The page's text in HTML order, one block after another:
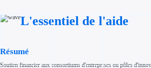
Crédits &
Exonération fiscale
Avance
L'essentiel de l'aide
Résumé
Soutien financier aux consortiums d'entreprises ou pôles